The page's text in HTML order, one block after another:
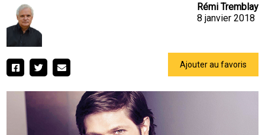
Rémi Tremblay
8 janvier 2018
Ajouter au favoris